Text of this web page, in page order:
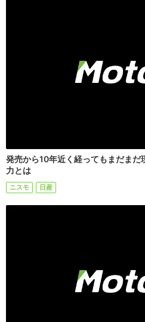
発売から10年近く経ってもまだま
力とは
ニスモ 日産